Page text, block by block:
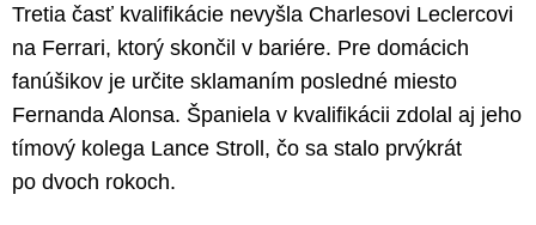
Tretia časť kvalifikácie nevyšla Charlesovi Leclercovi
na Ferrari, ktorý skončil v bariére. Pre domácich
fanúšikov je určite sklamaním posledné miesto
Fernanda Alonsa. Španiela v kvalifikácii zdolal aj jeho
tímový kolega Lance Stroll, čo sa stalo prvýkrát
po dvoch rokoch.